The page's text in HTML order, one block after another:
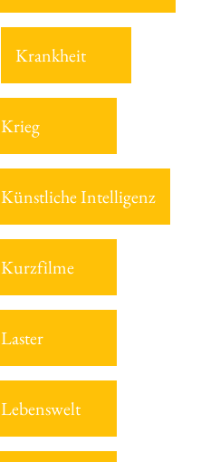
Krankheit
Krieg
Künstliche Intelligenz
Kurzfilme
Laster
Lebenswelt